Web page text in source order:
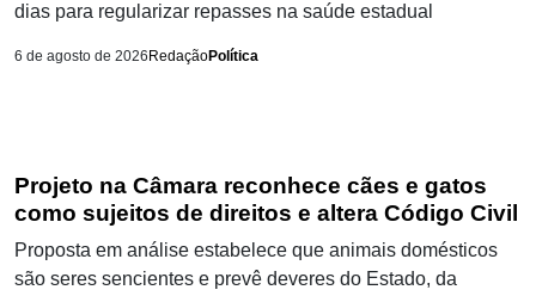
dias para regularizar repasses na saúde estadual
6 de agosto de 2026 RedaçãoPolítica
Projeto na Câmara reconhece cães e gatos
como sujeitos de direitos e altera Código Civil
Proposta em análise estabelece que animais domésticos
são seres sencientes e prevê deveres do Estado, da